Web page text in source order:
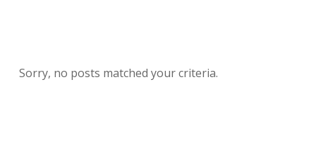
Sorry, no posts matched your criteria.